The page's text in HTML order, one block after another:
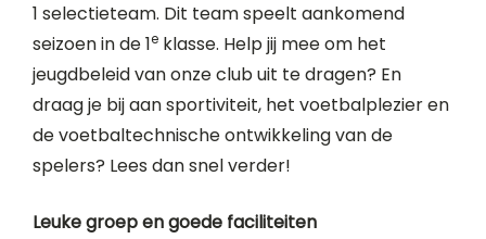
1 selectieteam. Dit team speelt aankomend
seizoen in de 1e klasse. Help jij mee om het
jeugdbeleid van onze club uit te dragen? En
draag je bij aan sportiviteit, het voetbalplezier en
de voetbaltechnische ontwikkeling van de
spelers? Lees dan snel verder!
Leuke groep en goede faciliteiten